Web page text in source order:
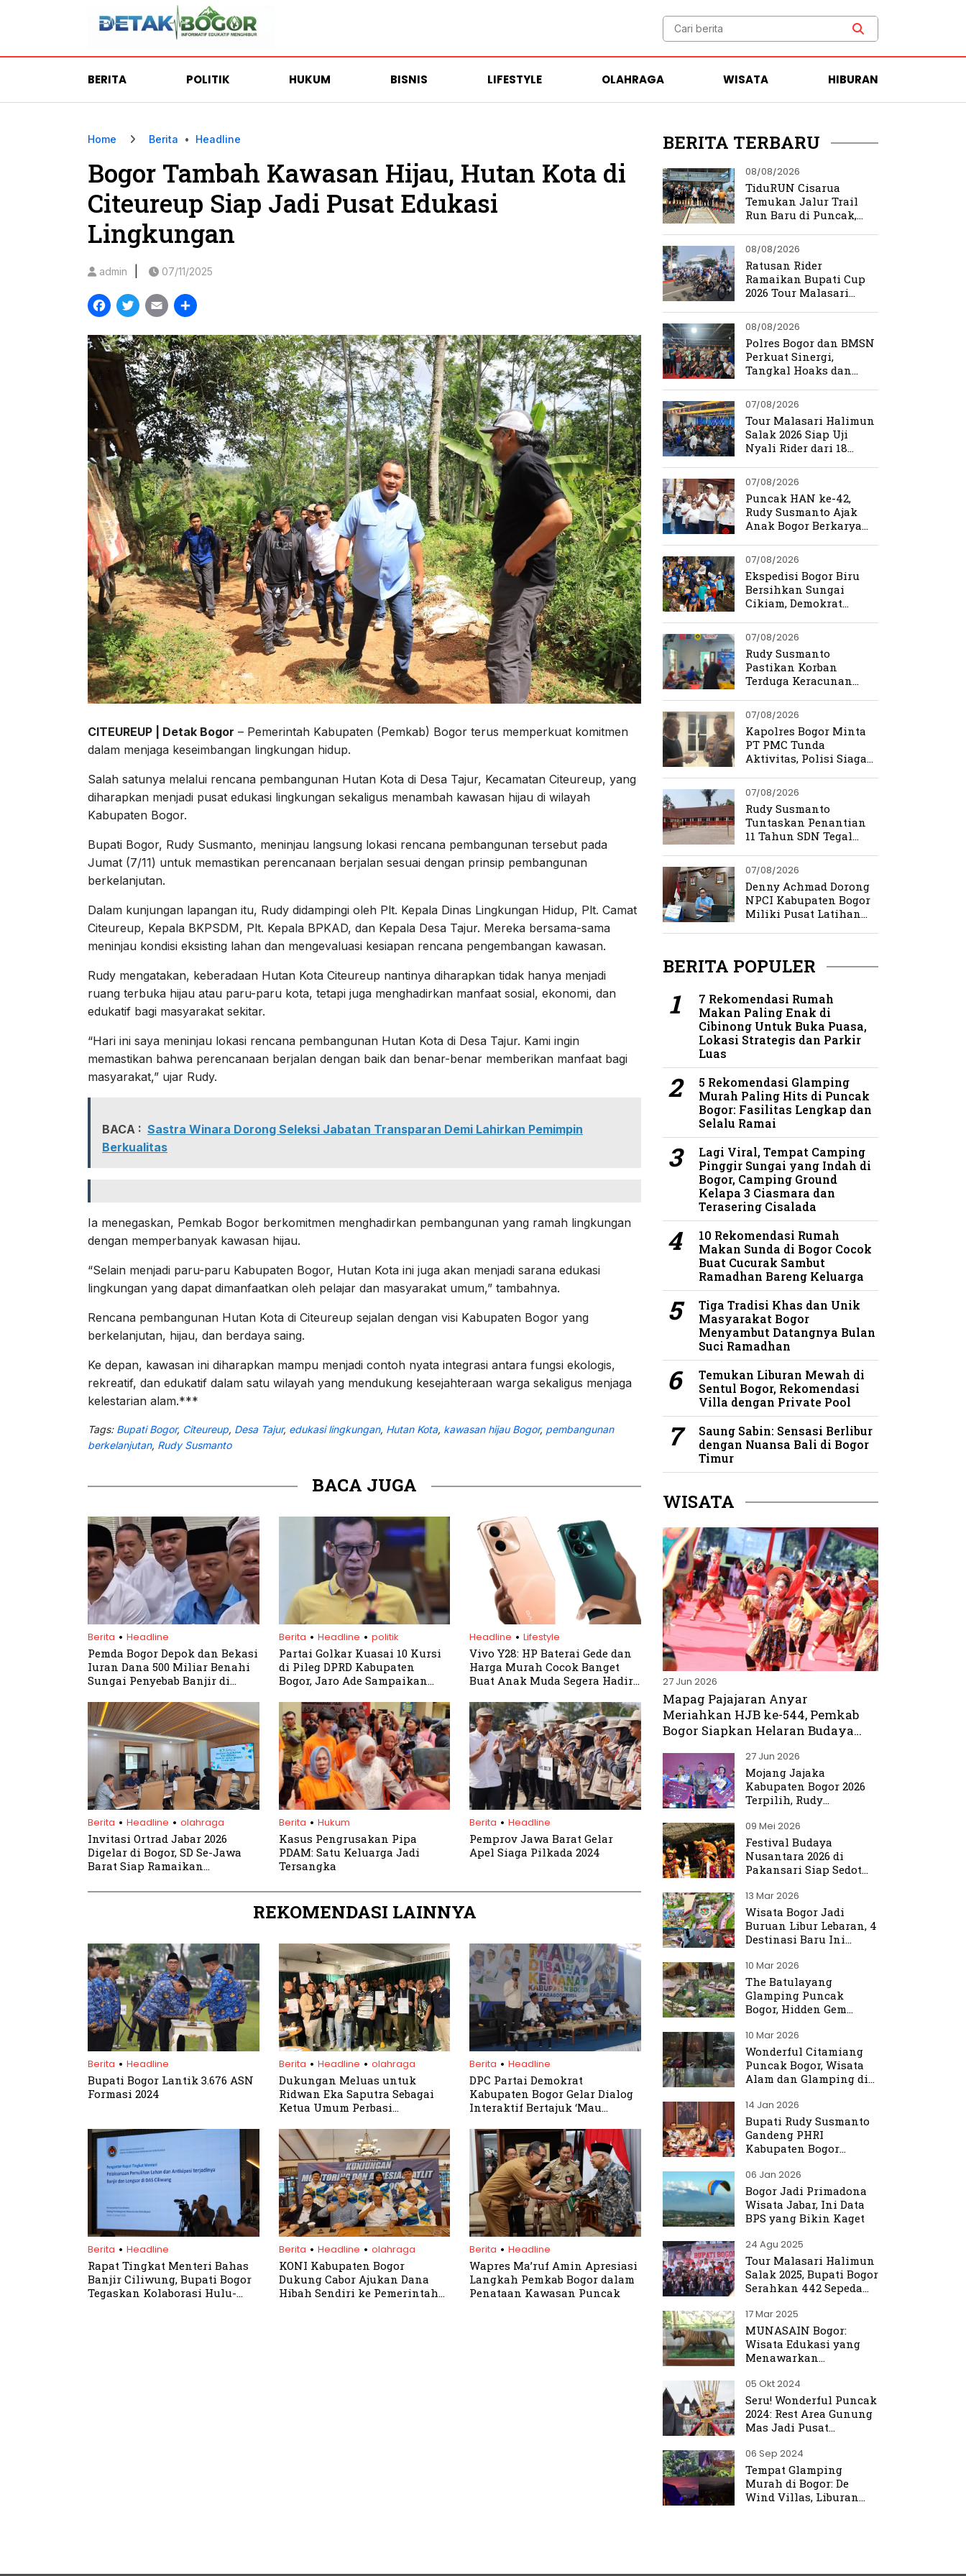
BERITA POLITIK HUKUM BISNIS LIFESTYLE OLAHRAGA WISATA HIBURAN
Home Berita • Headline
Bogor Tambah Kawasan Hijau, Hutan Kota di
Citeureup Siap Jadi Pusat Edukasi
Lingkungan
admin 07/11/2025
Facebook
Twitter
Email
CITEUREUP | Detak Bogor – Pemerintah Kabupaten (Pemkab) Bogor terus memperkuat komitmen
dalam menjaga keseimbangan lingkungan hidup.
Salah satunya melalui rencana pembangunan Hutan Kota di Desa Tajur, Kecamatan Citeureup, yang
diharapkan menjadi pusat edukasi lingkungan sekaligus menambah kawasan hijau di wilayah
Kabupaten Bogor.
Bupati Bogor, Rudy Susmanto, meninjau langsung lokasi rencana pembangunan tersebut pada
Jumat (7/11) untuk memastikan perencanaan berjalan sesuai dengan prinsip pembangunan
berkelanjutan.
Dalam kunjungan lapangan itu, Rudy didampingi oleh Plt. Kepala Dinas Lingkungan Hidup, Plt. Camat
Citeureup, Kepala BKPSDM, Plt. Kepala BPKAD, dan Kepala Desa Tajur. Mereka bersama-sama
meninjau kondisi eksisting lahan dan mengevaluasi kesiapan rencana pengembangan kawasan.
Rudy mengatakan, keberadaan Hutan Kota Citeureup nantinya diharapkan tidak hanya menjadi
ruang terbuka hijau atau paru-paru kota, tetapi juga menghadirkan manfaat sosial, ekonomi, dan
edukatif bagi masyarakat sekitar.
“Hari ini saya meninjau lokasi rencana pembangunan Hutan Kota di Desa Tajur. Kami ingin
memastikan bahwa perencanaan berjalan dengan baik dan benar-benar memberikan manfaat bagi
masyarakat,” ujar Rudy.
BACA : Sastra Winara Dorong Seleksi Jabatan Transparan Demi Lahirkan Pemimpin
Berkualitas
Ia menegaskan, Pemkab Bogor berkomitmen menghadirkan pembangunan yang ramah lingkungan
dengan memperbanyak kawasan hijau.
“Selain menjadi paru-paru Kabupaten Bogor, Hutan Kota ini juga akan menjadi sarana edukasi
lingkungan yang dapat dimanfaatkan oleh pelajar dan masyarakat umum,” tambahnya.
Rencana pembangunan Hutan Kota di Citeureup sejalan dengan visi Kabupaten Bogor yang
berkelanjutan, hijau, dan berdaya saing.
Ke depan, kawasan ini diharapkan mampu menjadi contoh nyata integrasi antara fungsi ekologis,
rekreatif, dan edukatif dalam satu wilayah yang mendukung kesejahteraan warga sekaligus menjaga
kelestarian alam.***
Tags: Bupati Bogor, Citeureup, Desa Tajur, edukasi lingkungan, Hutan Kota, kawasan hijau Bogor, pembangunan
berkelanjutan, Rudy Susmanto
BACA JUGA
Berita . Headline
Pemda Bogor Depok dan Bekasi
Iuran Dana 500 Miliar Benahi
Sungai Penyebab Banjir di
Berita . Headline . politik
Partai Golkar Kuasai 10 Kursi
di Pileg DPRD Kabupaten
Bogor, Jaro Ade Sampaikan
Kader dan Pengurus
Headline . Lifestyle
Vivo Y28: HP Baterai Gede dan
Harga Murah Cocok Banget
Buat Anak Muda Segera Hadir
Berita . Headline . olahraga
Invitasi Ortrad Jabar 2026
Digelar di Bogor, SD Se-Jawa
Barat Siap Ramaikan
Berita . Hukum
Kasus Pengrusakan Pipa
PDAM: Satu Keluarga Jadi
Tersangka
Berita . Headline
Pemprov Jawa Barat Gelar
Apel Siaga Pilkada 2024
REKOMENDASI LAINNYA
Berita . Headline
Bupati Bogor Lantik 3.676 ASN
Formasi 2024
Berita . Headline . olahraga
Dukungan Meluas untuk
Ridwan Eka Saputra Sebagai
Ketua Umum Perbasi
Berita . Headline
DPC Partai Demokrat
Kabupaten Bogor Gelar Dialog
Interaktif Bertajuk ‘Mau
Bogor’
Berita . Headline
Rapat Tingkat Menteri Bahas
Banjir Ciliwung, Bupati Bogor
Tegaskan Kolaborasi Hulu-
Berita . Headline . olahraga
KONI Kabupaten Bogor
Dukung Cabor Ajukan Dana
Hibah Sendiri ke Pemerintah
Berita . Headline
Wapres Ma’ruf Amin Apresiasi
Langkah Pemkab Bogor dalam
Penataan Kawasan Puncak
BERITA TERBARU
08/08/2026
TiduRUN Cisarua
Temukan Jalur Trail
Run Baru di Puncak,
Ketagihan
08/08/2026
Ratusan Rider
Ramaikan Bupati Cup
2026 Tour Malasari
08/08/2026
Polres Bogor dan BMSN
Perkuat Sinergi,
Tangkal Hoaks dan
07/08/2026
Tour Malasari Halimun
Salak 2026 Siap Uji
Nyali Rider dari 18
Ekstrem Bogor
07/08/2026
Puncak HAN ke-42,
Rudy Susmanto Ajak
Anak Bogor Berkarya
07/08/2026
Ekspedisi Bogor Biru
Bersihkan Sungai
Cikiam, Demokrat
Warga Jasinga
07/08/2026
Rudy Susmanto
Pastikan Korban
Terduga Keracunan
Maksimal
07/08/2026
Kapolres Bogor Minta
PT PMC Tunda
Aktivitas, Polisi Siaga
Tamansari
07/08/2026
Rudy Susmanto
Tuntaskan Penantian
11 Tahun SDN Tegal
07/08/2026
Denny Achmad Dorong
NPCI Kabupaten Bogor
Miliki Pusat Latihan
BERITA POPULER
7 Rekomendasi Rumah
Makan Paling Enak di
Cibinong Untuk Buka Puasa,
Lokasi Strategis dan Parkir
Luas
5 Rekomendasi Glamping
Murah Paling Hits di Puncak
Bogor: Fasilitas Lengkap dan
Selalu Ramai
Lagi Viral, Tempat Camping
Pinggir Sungai yang Indah di
Bogor, Camping Ground
Kelapa 3 Ciasmara dan
Terasering Cisalada
10 Rekomendasi Rumah
Makan Sunda di Bogor Cocok
Buat Cucurak Sambut
Ramadhan Bareng Keluarga
Tiga Tradisi Khas dan Unik
Masyarakat Bogor
Menyambut Datangnya Bulan
Suci Ramadhan
Temukan Liburan Mewah di
Sentul Bogor, Rekomendasi
Villa dengan Private Pool
Saung Sabin: Sensasi Berlibur
dengan Nuansa Bali di Bogor
Timur
WISATA
27 Jun 2026
Mapag Pajajaran Anyar
Meriahkan HJB ke-544, Pemkab
Bogor Siapkan Helaran Budaya
27 Jun 2026
Mojang Jajaka
Kabupaten Bogor 2026
Terpilih, Rudy
Promosikan Bogor ke
Dunia
09 Mei 2026
Festival Budaya
Nusantara 2026 di
Pakansari Siap Sedot
13 Mar 2026
Wisata Bogor Jadi
Buruan Libur Lebaran, 4
Destinasi Baru Ini
10 Mar 2026
The Batulayang
Glamping Puncak
Bogor, Hidden Gem
yang Menenangkan
10 Mar 2026
Wonderful Citamiang
Puncak Bogor, Wisata
Alam dan Glamping di
14 Jan 2026
Bupati Rudy Susmanto
Gandeng PHRI
Kabupaten Bogor
Sektor Pariwisata
06 Jan 2026
Bogor Jadi Primadona
Wisata Jabar, Ini Data
BPS yang Bikin Kaget
24 Agu 2025
Tour Malasari Halimun
Salak 2025, Bupati Bogor
Serahkan 442 Sepeda
17 Mar 2025
MUNASAIN Bogor:
Wisata Edukasi yang
Menawarkan
dari Kebun Raya Bogor
05 Okt 2024
Seru! Wonderful Puncak
2024: Rest Area Gunung
Mas Jadi Pusat
06 Sep 2024
Tempat Glamping
Murah di Bogor: De
Wind Villas, Liburan